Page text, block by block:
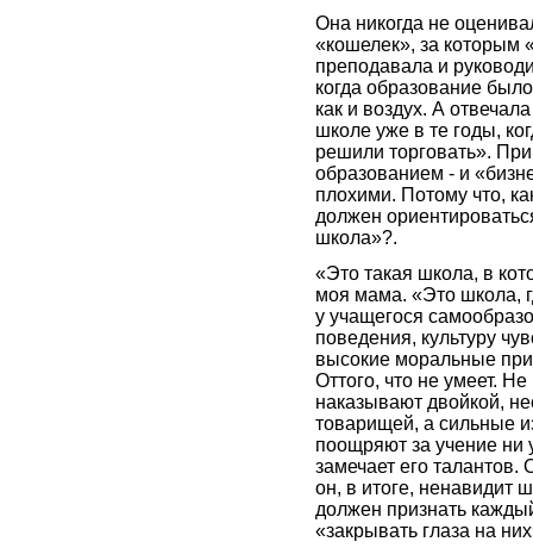
Она никогда не
«кошелек», за которым
преподавала и
когда образование
как и воздух. А
школе уже в те годы,
решили торговать».
образованием - и
плохими. Потому что,
должен
школа»?.
«Это такая школа, в
моя мама. «Это школа,
у учащегося
поведения, культуру
высокие моральные
Оттого, что не умеет.
наказывают двойкой,
товарищей, а сильные
поощряют за учение ни
замечает его талантов.
он, в итоге, ненавидит
должен признать
«закрывать глаза на